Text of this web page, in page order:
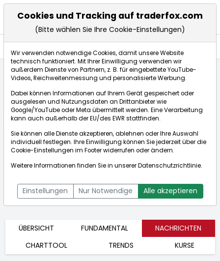
Börse:
DE000A0LAUP1]
Aktienkurse
Bid:11,500€Ask:11,700€
ÜBERSICHT FUNDAMENTAL
NACHRICHTEN
CHARTTOOL
TRENDS KURSE
Cookies und Tracking auf traderfox.com
(Bitte wählen Sie Ihre Cookie-Einstellungen)
Wir verwenden notwendige Cookies, damit unsere Website
technisch funktioniert. Mit Ihrer Einwilligung verwenden wir
außerdem Dienste von Partnern, z. B. für eingebettete YouTube-
Videos, Reichweitenmessung und personalisierte Werbung.
Dabei können Informationen auf Ihrem Gerät gespeichert oder
ausgelesen und Nutzungsdaten an Drittanbieter wie
Google/YouTube oder Meta übermittelt werden. Eine Verarbeitung
kann auch außerhalb der EU/des EWR stattfinden.
Sie können alle Dienste akzeptieren, ablehnen oder Ihre Auswahl
individuell festlegen. Ihre Einwilligung können Sie jederzeit über die
Cookie-Einstellungen im Footer widerrufen oder ändern.
Weitere Informationen finden Sie in unsererDatenschutzrichtlinie.
Einstellungen Nur Notwendige Alle akzeptieren